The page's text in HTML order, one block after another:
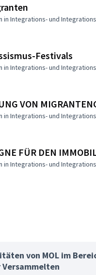
in Integrations- und
Festivals
in Integrations- und
VON
in Integrations- und
FÜR DEN
in Integrations- und
von MOL im